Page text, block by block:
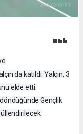
da katıldı. Yalçın, 3
elde etti.
döndüğünde Gençlik